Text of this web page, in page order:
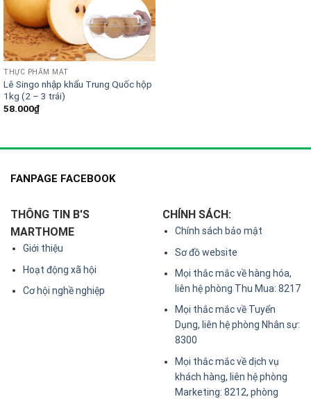
THỰC PHẨM MÁT
Lê Singo nhập khẩu Trung Quốc hộp
1kg (2 – 3 trái)
58.000₫
FANPAGE FACEBOOK
THÔNG TIN B'S
MARTHOME
Giới thiệu
Hoạt động xã hội
Cơ hội nghề nghiệp
CHÍNH SÁCH:
Chính sách bảo mật
Sơ đồ website
Mọi thắc mắc về hàng hóa,
liên hệ phòng Thu Mua: 8217
Mọi thắc mắc về Tuyển
Dụng, liên hệ phòng Nhân sự:
8300
Mọi thắc mắc về dịch vụ
khách hàng, liên hệ phòng
Marketing: 8212, phòng